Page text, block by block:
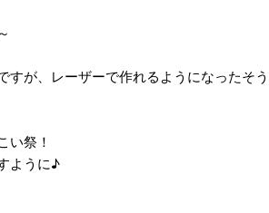
が、レーザーで作れるようになったそう
い祭！
ように♪